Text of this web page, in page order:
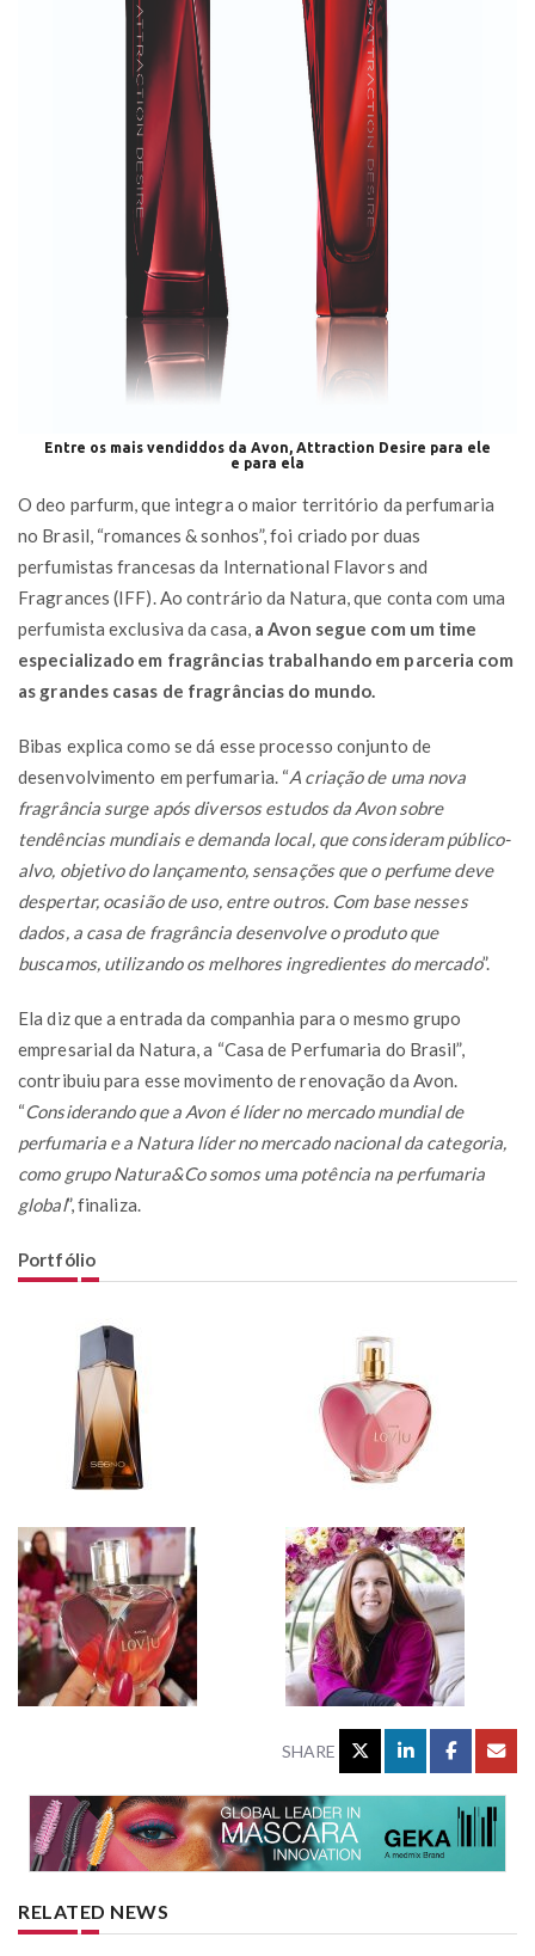
Entre os mais vendiddos da Avon, Attraction Desire para ele
e para ela
O deo parfurm, que integra o maior território da perfumaria
no Brasil, “romances & sonhos”, foi criado por duas
perfumistas francesas da International Flavors and
Fragrances (IFF). Ao contrário da Natura, que conta com uma
perfumista exclusiva da casa, a Avon segue com um time
especializado em fragrâncias trabalhando em parceria com
as grandes casas de fragrâncias do mundo.
Bibas explica como se dá esse processo conjunto de
desenvolvimento em perfumaria. “A criação de uma nova
fragrância surge após diversos estudos da Avon sobre
tendências mundiais e demanda local, que consideram público-
alvo, objetivo do lançamento, sensações que o perfume deve
despertar, ocasião de uso, entre outros. Com base nesses
dados, a casa de fragrância desenvolve o produto que
buscamos, utilizando os melhores ingredientes do mercado”.
Ela diz que a entrada da companhia para o mesmo grupo
empresarial da Natura, a “Casa de Perfumaria do Brasil”,
contribuiu para esse movimento de renovação da Avon.
“Considerando que a Avon é líder no mercado mundial de
perfumaria e a Natura líder no mercado nacional da categoria,
como grupo Natura&Co somos uma potência na perfumaria
global”, finaliza.
Portfólio
SHARE
RELATED NEWS